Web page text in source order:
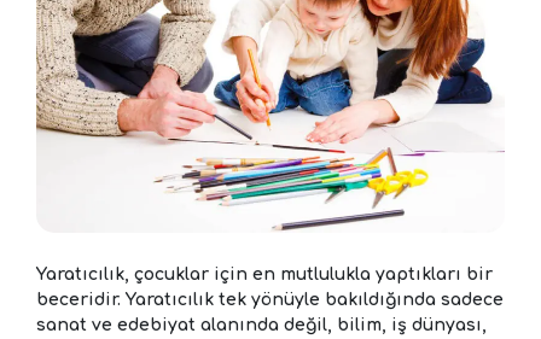
Yaratıcılık, çocuklar için en mutlulukla yaptıkları bir
beceridir. Yaratıcılık tek yönüyle bakıldığında sadece
sanat ve edebiyat alanında değil, bilim, iş dünyası,